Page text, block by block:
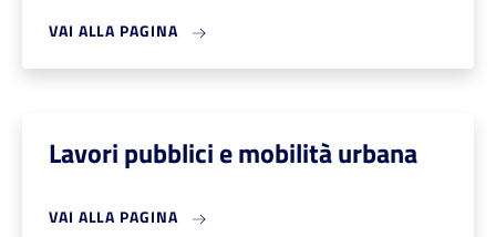
VAI ALLA PAGINA
Lavori pubblici e mobilità urbana
VAI ALLA PAGINA